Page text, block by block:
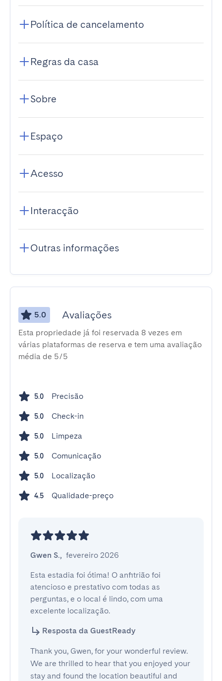
Política de cancelamento
Regras da casa
Sobre
Espaço
Acesso
Interacção
Outras informações
5.0 Avaliações
Esta propriedade já foi reservada 8 vezes em
várias plataformas de reserva e tem uma avaliação
média de 5/5
5.0 Precisão
5.0 Check-in
5.0 Limpeza
5.0 Comunicação
5.0 Localização
4.5 Qualidade-preço
Gwen S., fevereiro 2026
Esta estadia foi ótima! O anfitrião foi
atencioso e prestativo com todas as
perguntas, e o local é lindo, com uma
excelente localização.
Resposta da GuestReady
Thank you, Gwen, for your wonderful review.
We are thrilled to hear that you enjoyed your
stay and found the location beautiful and